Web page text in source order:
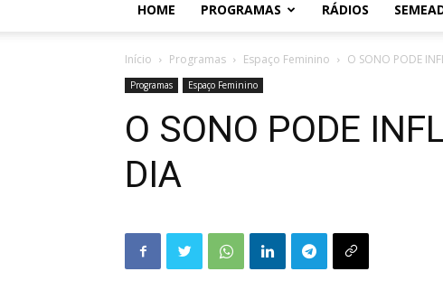
HOME PROGRAMAS RÁDIOS
Início Programas Espaço Feminino O SONO PODE
Programas Espaço Feminino
O SONO PODE
DIA